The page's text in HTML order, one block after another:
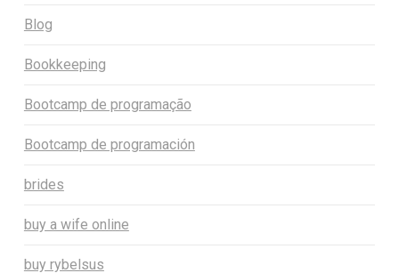
Blog
Bookkeeping
Bootcamp de programação
Bootcamp de programación
brides
buy a wife online
buy rybelsus